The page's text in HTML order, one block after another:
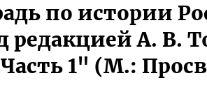
по истории
редакцией А. В.
Часть 1" (М.: